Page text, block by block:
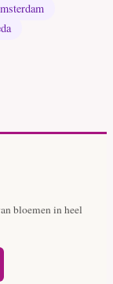
bloemen in heel